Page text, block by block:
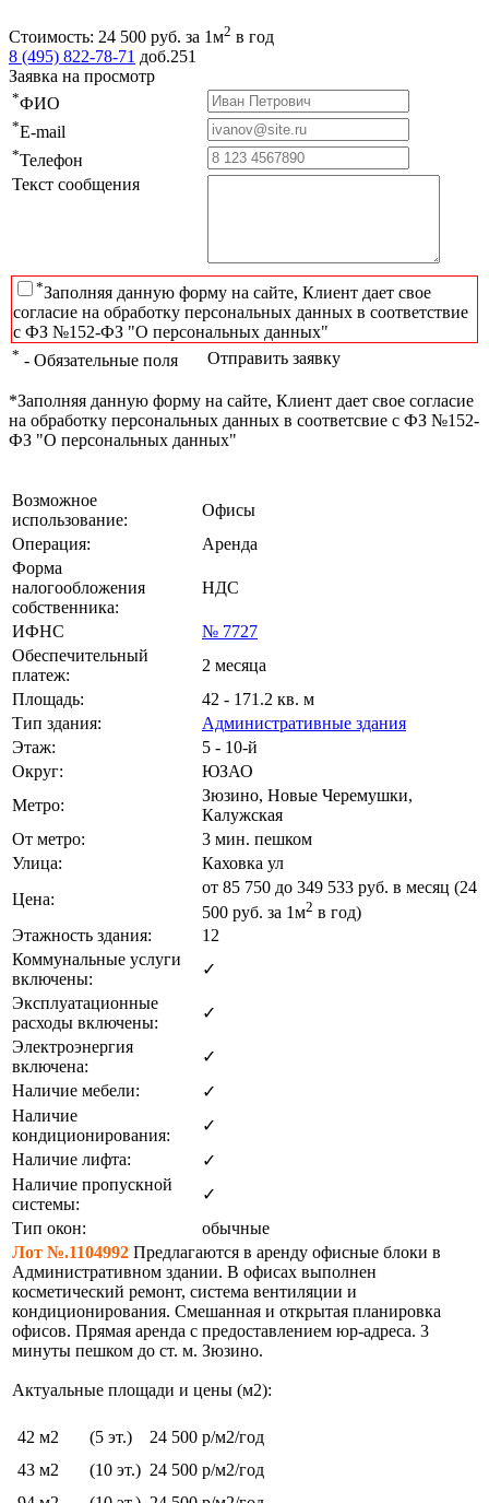
Стоимость: 24 500 руб. за 1м2 в год
8 (495) 822-78-71 доб.251
Заявка на просмотр
*ФИО
*E-mail
*Телефон
Текст сообщения
*Заполняя данную форму на сайте, Клиент дает свое
согласие на обработку персональных данных в соответствие
с ФЗ №152-ФЗ "О персональных данных"
* - Обязательные поля Отправить заявку
*Заполняя данную форму на сайте, Клиент дает свое согласие
на обработку персональных данных в соответсвие с ФЗ №152-
ФЗ "О персональных данных"
Возможное
использование:
Офисы
Операция:
Аренда
Форма
налогообложения
собственника:
НДС
ИФНС
№ 7727
Обеспечительный
платеж:
2 месяца
Площадь:
42 - 171.2 кв. м
Тип здания:
Административные здания
Этаж:
5 - 10-й
Округ:
ЮЗАО
Метро:
Зюзино, Новые Черемушки,
Калужская
От метро:
3 мин. пешком
Улица:
Каховка ул
Цена:
от 85 750 до 349 533 руб. в месяц (24
500 руб. за 1м2 в год)
Этажность здания:
12
Коммунальные услуги
включены:
✓
Эксплуатационные
расходы включены:
✓
Электроэнергия
включена:
✓
Наличие мебели:
✓
Наличие
кондиционирования:
✓
Наличие лифта:
✓
Наличие пропускной
системы:
✓
Тип окон:
обычные
Лот №.1104992 Предлагаются в аренду офисные блоки в
Административном здании. В офисах выполнен
косметический ремонт, система вентиляции и
кондиционирования. Смешанная и открытая планировка
офисов. Прямая аренда с предоставлением юр-адреса. 3
минуты пешком до ст. м. Зюзино.
Актуальные площади и цены (м2):
42 м2 (5 эт.)
24 500 р/м2/год
43 м2
(10 эт.) 24 500 р/м2/год